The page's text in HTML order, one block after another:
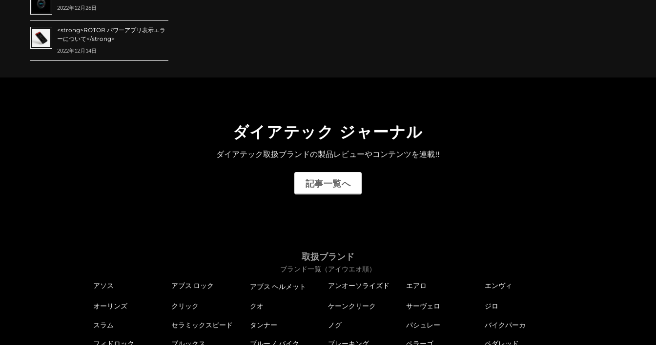
2022年12月26日
<strong>ROTOR パワーアプリ表示エラ
ーについて</strong>
2022年12月14日
ダイアテック ジャーナル
ダイアテック取扱ブランドの製品レビューやコンテンツを連載!!
記事一覧へ
取扱ブランド
ブランド一覧（アイウエオ順）
アソス アブス ロック アブス ヘルメット アンオーソライズド エアロ エンヴィ
オーリンズ クリック クオ ケーンクリーク サーヴェロ ジロ
スラム セラミックスピード タンナー ノグ パシュレー バイクパーカ